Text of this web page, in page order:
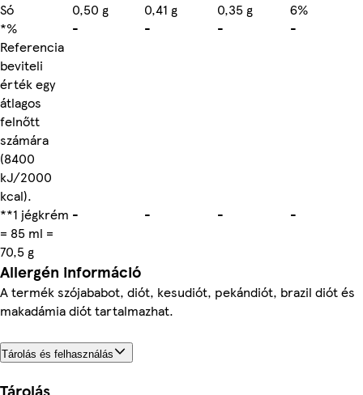
Só
0,50 g 0,41 g 0,35 g
6%
*%
Referencia
beviteli
érték egy
átlagos
felnőtt
számára
(8400
kJ/2000
kcal).
- - - -
**1 jégkrém
= 85 ml =
70,5 g
- - - -
Allergén információ
A termék szójababot, diót, kesudiót, pekándiót, brazil diót és
makadámia diót tartalmazhat.
Tárolás és felhasználás
Tárolás